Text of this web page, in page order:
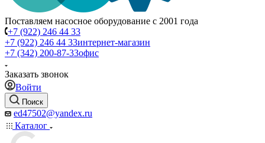
Поставляем насосное оборудование с 2001 года
+7 (922) 246 44 33
+7 (922) 246 44 33интернет-магазин
+7 (342) 200-87-33офис
Заказать звонок
Войти
Поиск
ed47502@yandex.ru
Каталог